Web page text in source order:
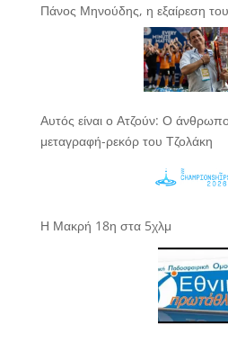
Πάνος Μηνούδης, η εξαίρεση
Αυτός είναι ο Ατζούν: Ο
μεταγραφή-ρεκόρ του Τζολάκη
Η Μακρή 18η στα 5χλμ